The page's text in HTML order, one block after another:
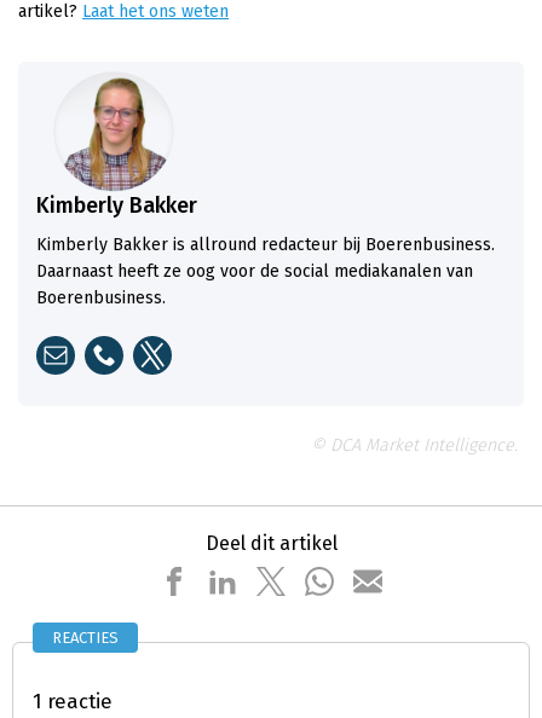
artikel? Laat het ons weten
Kimberly Bakker
Kimberly Bakker is allround redacteur bij Boerenbusiness.
Daarnaast heeft ze oog voor de social mediakanalen van
Boerenbusiness.
© DCA Market Intelligence.
Deel dit artikel
REACTIES
1 reactie